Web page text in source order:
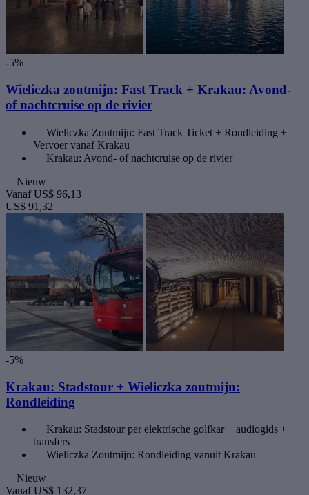
-5%
Wieliczka zoutmijn: Fast Track + Krakau: Avond-
of nachtcruise op de rivier
Wieliczka Zoutmijn: Fast Track Ticket + Rondleiding +
Vervoer vanaf Krakau
Krakau: Avond- of nachtcruise op de rivier
Nieuw
Vanaf US$ 96,13
US$ 91,32
-5%
Krakau: Stadstour + Wieliczka zoutmijn:
Rondleiding
Krakau: Stadstour per elektrische golfkar + audiogids +
transfers
Wieliczka Zoutmijn: Rondleiding vanuit Krakau
Nieuw
Vanaf US$ 132,37